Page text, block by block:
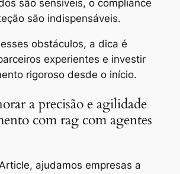
são sensíveis, o compliance
são indispensáveis.
obstáculos, a dica é
experientes e investir
rigoroso desde o início.
a precisão e agilidade
com rag com agentes
ajudamos empresas a